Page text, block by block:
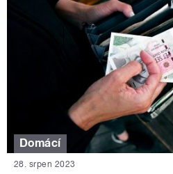
Domácí
28. srpen 2023